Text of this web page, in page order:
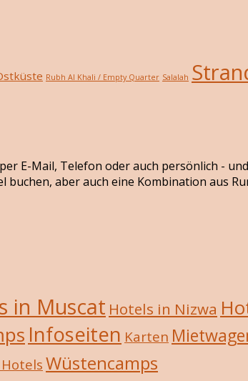
Rubh Al Khali / Empty Quarter Salalah
E-Mail, Telefon oder auch persönlich -
buchen, aber auch eine Kombination aus
in Muscat Hotels in Nizwa
Infoseiten Karten
Wüstencamps